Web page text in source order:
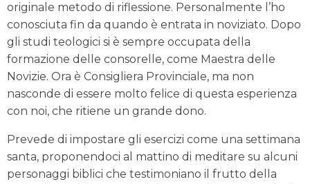
originale metodo di riflessione. Personalmente l’ho
conosciuta fin da quando è entrata in noviziato. Dopo
gli studi teologici si è sempre occupata della
formazione delle consorelle, come Maestra delle
Novizie. Ora è Consigliera Provinciale, ma non
nasconde di essere molto felice di questa esperienza
con noi, che ritiene un grande dono.
Prevede di impostare gli esercizi come una settimana
santa, proponendoci al mattino di meditare su alcuni
personaggi biblici che testimoniano il frutto della